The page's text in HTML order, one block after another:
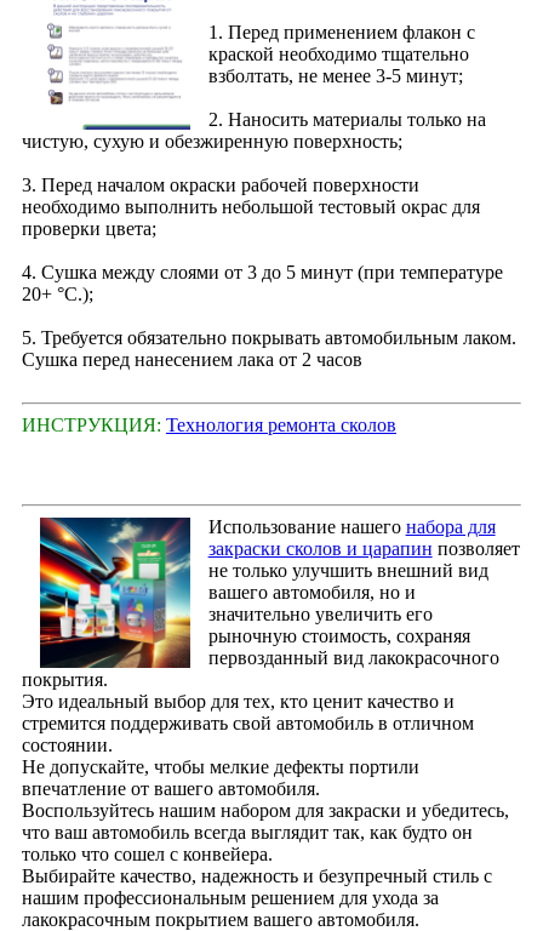
1. Перед применением флакон с
краской необходимо тщательно
взболтать, не менее 3-5 минут;
2. Наносить материалы только на
чистую, сухую и обезжиренную поверхность;
3. Перед началом окраски рабочей поверхности
необходимо выполнить небольшой тестовый окрас для
проверки цвета;
4. Сушка между слоями от 3 до 5 минут (при температуре
20+ °С.);
5. Требуется обязательно покрывать автомобильным лаком.
Сушка перед нанесением лака от 2 часов
ИНСТРУКЦИЯ: Технология ремонта сколов
Использование нашего набора для
закраски сколов и царапин позволяет
не только улучшить внешний вид
вашего автомобиля, но и
значительно увеличить его
рыночную стоимость, сохраняя
первозданный вид лакокрасочного
покрытия.
Это идеальный выбор для тех, кто ценит качество и
стремится поддерживать свой автомобиль в отличном
состоянии.
Не допускайте, чтобы мелкие дефекты портили
впечатление от вашего автомобиля.
Воспользуйтесь нашим набором для закраски и убедитесь,
что ваш автомобиль всегда выглядит так, как будто он
только что сошел с конвейера.
Выбирайте качество, надежность и безупречный стиль с
нашим профессиональным решением для ухода за
лакокрасочным покрытием вашего автомобиля.